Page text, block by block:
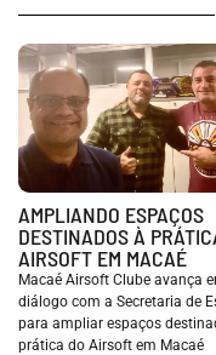
AMPLIANDO ESPAÇOS
DESTINADOS À
AIRSOFT EM MACAÉ
Macaé Airsoft Clube avança
diálogo com a Secretaria de
para ampliar espaços
prática do Airsoft em Macaé